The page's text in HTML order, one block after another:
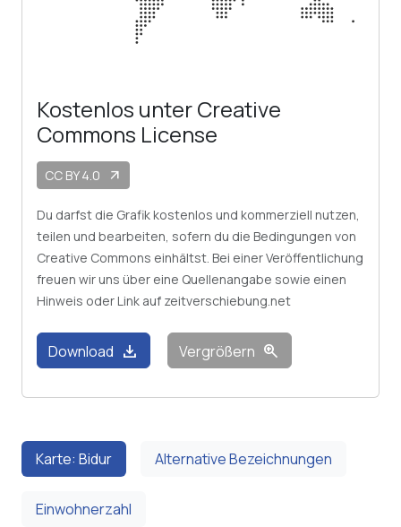
Kostenlos unter Creative
Commons License
CC BY 4.0 arrow_outward
Du darfst die Grafik kostenlos und kommerziell nutzen,
teilen und bearbeiten, sofern du die Bedingungen von
Creative Commons einhältst. Bei einer Veröffentlichung
freuen wir uns über eine Quellenangabe sowie einen
Hinweis oder Link auf zeitverschiebung.net
Download download Vergrößern zoom_in
Karte: Bidur Alternative Bezeichnungen
Einwohnerzahl